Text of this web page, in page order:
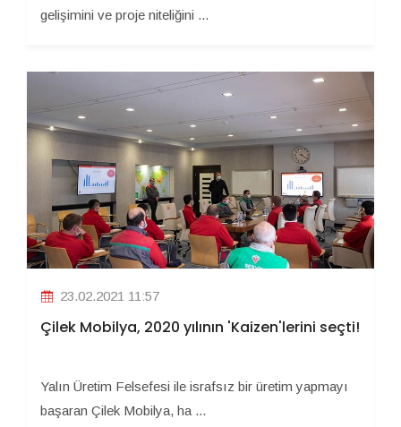
gelişimini ve proje niteliğini ...
23.02.2021 11:57
Çilek Mobilya, 2020 yılının 'Kaizen'lerini seçti!
Yalın Üretim Felsefesi ile israfsız bir üretim yapmayı
başaran Çilek Mobilya, ha ...